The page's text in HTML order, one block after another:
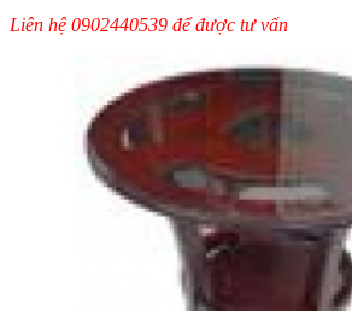
Liên hệ 0902440539 để được tư vấn